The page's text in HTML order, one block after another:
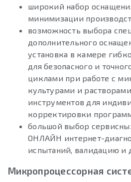
широкий набор
минимизации
возможность выбора
дополнительного
установка в камере
для безопасного и
циклами при работе с
культурами и
инструментов для
корректировки
большой выбор
ОНЛАЙН интернет-
испытаний, валидацию и
Микропроцессорная